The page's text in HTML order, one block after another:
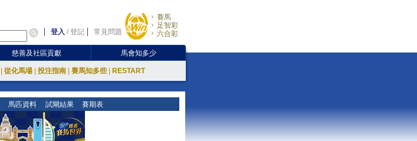
登入 /登記 常見問題
賽馬
足智彩
六合彩
慈善及社區貢獻 馬會知多少
從化馬場 投注指南 賽馬知多些 RESTART
馬匹資料 試閘結果 賽期表